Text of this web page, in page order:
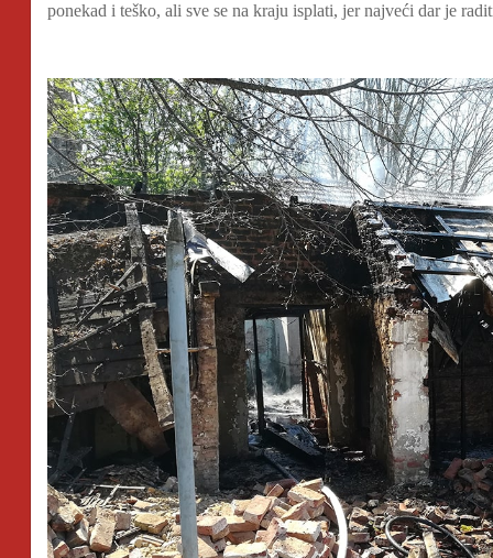
ponekad i teško, ali sve se na kraju isplati, jer najveći dar je